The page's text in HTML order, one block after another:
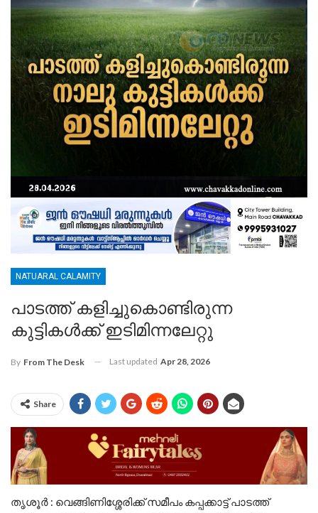
NATUARAL CALAMITY
പാടത്ത് കളിച്ചുകൊണ്ടിരുന്ന
കുട്ടികൾക്ക് ഇടിമിന്നലേറ്റു
By From The Desk Last updated Apr 28, 2026
Share
തൃശൂർ : വെങ്ങിണിശ്ശേരിക്ക് സമീപം കപ്പക്കാട്ട് പാടത്ത്